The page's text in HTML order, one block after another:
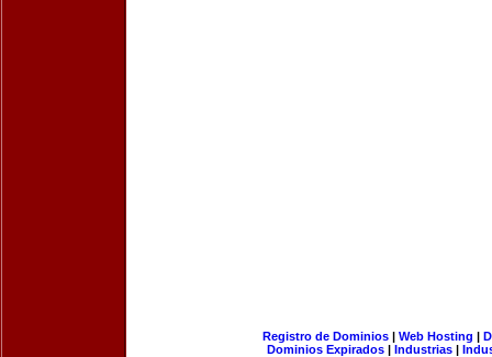
Registro de Dominios| Web Hosting |
Dominios Expirados | Industrias |